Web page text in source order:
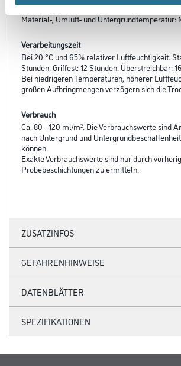
Verarbeitungstemp./Luftfeuchte
Material-, Umluft- und Untergrundtemperatur:
Verarbeitungszeit
Bei 20 °C und 65% relativer Luftfeuchtigkeit.
Stunden. Griffest: 12 Stunden. Überstreichbar:
Bei niedrigeren Temperaturen, höherer
großen Aufbringmengen verzögern sich die
Verbrauch
Ca. 80 - 120 ml/m². Die Verbrauchswerte sind
nach Untergrund und
können.
Exakte Verbrauchswerte sind nur durch
Probebeschichtungen zu ermitteln.
ZUSATZINFOS
GEFAHRENHINWEISE
DATENBLÄTTER
SPEZIFIKATIONEN